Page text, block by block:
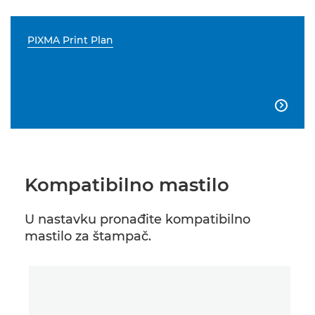
PIXMA Print Plan

Kompatibilno mastilo
U nastavku pronađite kompatibilno
mastilo za štampač.